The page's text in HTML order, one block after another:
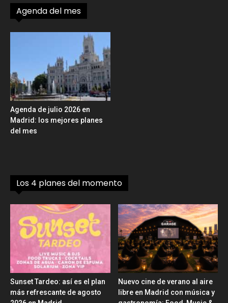
Agenda del mes
Agenda de julio 2026 en
Madrid: los mejores planes
del mes
Los 4 planes del momento
Sunset Tardeo: así es el plan
más refrescante de agosto
Nuevo cine de verano al aire
libre en Madrid con música y